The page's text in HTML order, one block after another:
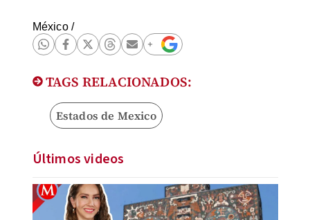
México/
TAGS RELACIONADOS:
Estados de Mexico
Últimos videos